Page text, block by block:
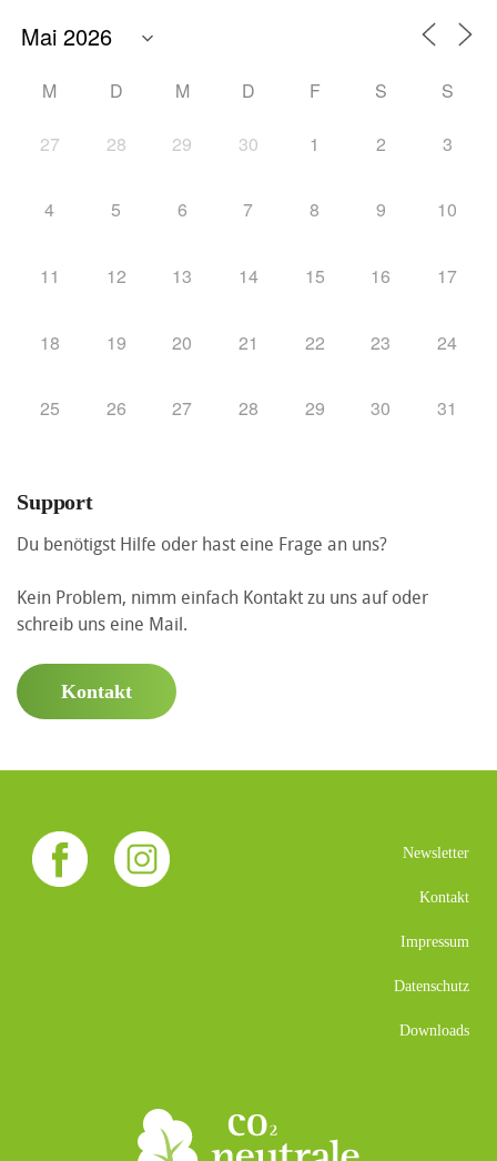
M D M D F S S
27 28 29 30 1 2 3
4 5 6 7 8 9 10
11 12 13 14 15 16 17
18 19 20 21 22 23 24
25 26 27 28 29 30 31
Support
Du benötigst Hilfe oder hast eine Frage an uns?
Kein Problem, nimm einfach Kontakt zu uns auf oder
schreib uns eine Mail.
Kontakt
Newsletter
Kontakt
Impressum
Datenschutz
Downloads